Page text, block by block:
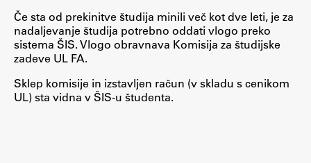
Študijske prakse
Spletna učilnica
ŠIS (SI)
ŠIS (EN)
Če sta od prekinitve študija minili več kot dve leti, je za
nadaljevanje študija potrebno oddati vlogo preko
sistema ŠIS. Vlogo obravnava Komisija za študijske
zadeve UL FA.
Sklep komisije in izstavljen račun (v skladu s cenikom
UL) sta vidna v ŠIS-u študenta.